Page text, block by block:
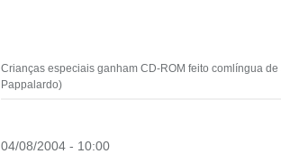
Crianças especiais ganham CD-ROM feito comlíngua
Pappalardo)
04/08/2004 - 10:00